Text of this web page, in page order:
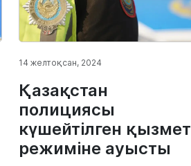
14 желтоқсан, 2024
Қазақстан
полициясы
күшейтілген қызмет
режиміне ауысты